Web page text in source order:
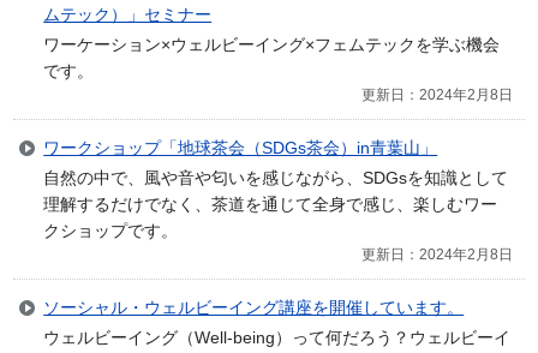
ムテック）」セミナー
ワーケーション×ウェルビーイング×フェムテックを学ぶ機会
です。
更新日：2024年2月8日
ワークショップ「地球茶会（SDGs茶会）in青葉山」
自然の中で、風や音や匂いを感じながら、SDGsを知識として
理解するだけでなく、茶道を通じて全身で感じ、楽しむワー
クショップです。
更新日：2024年2月8日
ソーシャル・ウェルビーイング講座を開催しています。
ウェルビーイング（Well-being）って何だろう？ウェルビーイ